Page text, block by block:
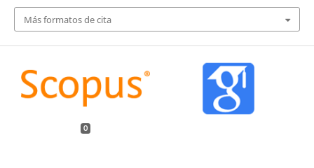
Más formatos de cita
0